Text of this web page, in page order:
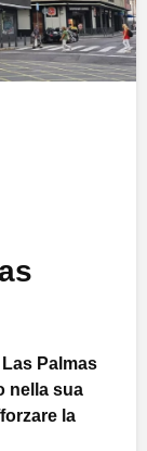
Palmas
nella sua
la